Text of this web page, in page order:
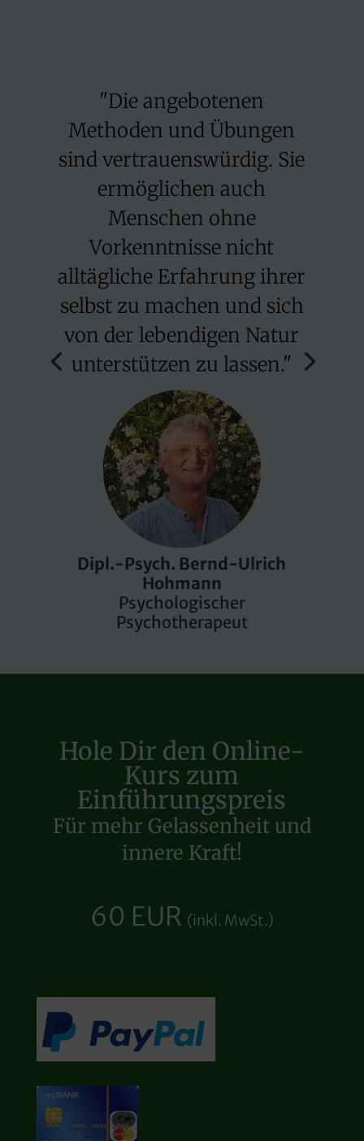
"Die angebotenen
Methoden und Übungen
sind vertrauenswürdig. Sie
ermöglichen auch
Menschen ohne
Vorkenntnisse nicht
alltägliche Erfahrung ihrer
selbst zu machen und sich
von der lebendigen Natur
unterstützen zu lassen."
Dipl.-Psych. Bernd-Ulrich
Hohmann
Psychologischer
Psychotherapeut
Hole Dir den Online-
Kurs zum
Einführungspreis
Für mehr Gelassenheit und
innere Kraft!
60 EUR (inkl. MwSt.)